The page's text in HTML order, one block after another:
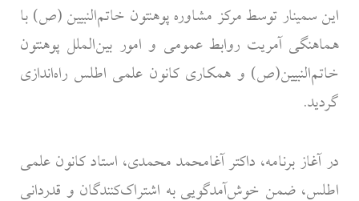
این سمینار توسط مرکز مشاوره پوهنتون خاتم‌النبیین (ص) با
هماهنگی آمریت روابط عمومی و امور بین‌الملل پوهنتون
خاتم‌النبیین(ص) و همکاری کانون علمی اطلس راه‌اندازی
گردید.
در آغاز برنامه، داکتر آغامحمد محمدی، استاد کانون علمی
اطلس، ضمن خوش‌آمدگویی به اشتراک‌کنندگان و قدردانی